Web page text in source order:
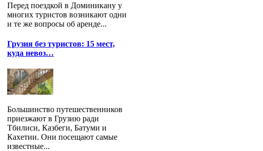
Перед поездкой в Доминикану у
многих туристов возникают одни
и те же вопросы об аренде...
Грузия без туристов: 15 мест,
куда невоз…
Большинство путешественников
приезжают в Грузию ради
Тбилиси, Казбеги, Батуми и
Кахетии. Они посещают самые
известные...